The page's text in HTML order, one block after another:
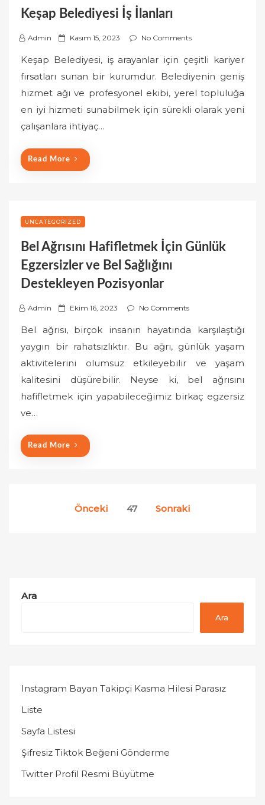
Keşap Belediyesi İş İlanları
Admin
P
s
t
e
d
o
Kasım 15, 2023 No Comments
Keşap Belediyesi, iş arayanlar için çeşitli kariyer
fırsatları sunan bir kurumdur. Belediyenin geniş
hizmet ağı ve profesyonel ekibi, yerel topluluğa
en iyi hizmeti sunabilmek için sürekli olarak yeni
çalışanlara ihtiyaç…
Read More
UNCATEGORIZED
Bel Ağrısını Hafifletmek İçin Günlük
Egzersizler ve Bel Sağlığını
Destekleyen Pozisyonlar
Admin
P
s
t
e
o
Ekim 16, 2023 No Comments
Bel ağrısı, birçok insanın hayatında karşılaştığı
yaygın bir rahatsızlıktır. Bu ağrı, günlük yaşam
aktivitelerini olumsuz etkileyebilir ve yaşam
kalitesini düşürebilir. Neyse ki, bel ağrısını
hafifletmek için yapabileceğimiz birkaç egzersiz
ve…
Read More
Önceki 47 Sonraki
Ara
Ara
Instagram Bayan Takipçi Kasma Hilesi Parasız
Liste
Sayfa Listesi
Şifresiz Tiktok Beğeni Gönderme
Twitter Profil Resmi Büyütme